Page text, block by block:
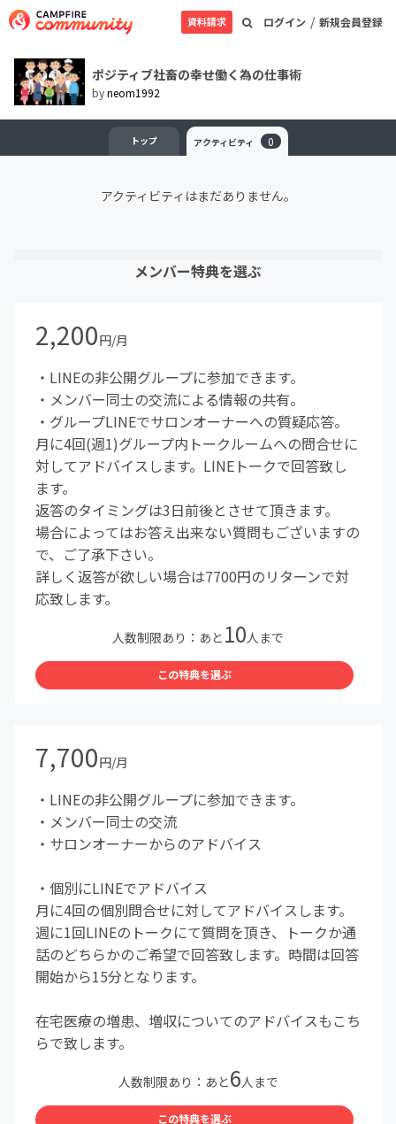
ログイン / 新規会員登録
資料請求
ポジティブ社畜の幸せ働く為の仕事術
byneom1992
トップ アクティビティ 0
アクティビティはまだありません。
メンバー特典を選ぶ
2,200円/月
・LINEの非公開グループに参加できます。
・メンバー同士の交流による情報の共有。
・グループLINEでサロンオーナーへの質疑応答。
月に4回(週1)グループ内トークルームへの問合せに
対してアドバイスします。LINEトークで回答致し
ます。
返答のタイミングは3日前後とさせて頂きます。
場合によってはお答え出来ない質問もございますの
で、ご了承下さい。
詳しく返答が欲しい場合は7700円のリターンで対
応致します。
人数制限あり：あと 10人まで
この特典を選ぶ
7,700円/月
・LINEの非公開グループに参加できます。
・メンバー同士の交流
・サロンオーナーからのアドバイス
・個別にLINEでアドバイス
月に4回の個別問合せに対してアドバイスします。
週に1回LINEのトークにて質問を頂き、トークか通
話のどちらかのご希望で回答致します。時間は回答
開始から15分となります。
在宅医療の増患、増収についてのアドバイスもこち
らで致します。
人数制限あり：あと6人まで
この特典を選ぶ